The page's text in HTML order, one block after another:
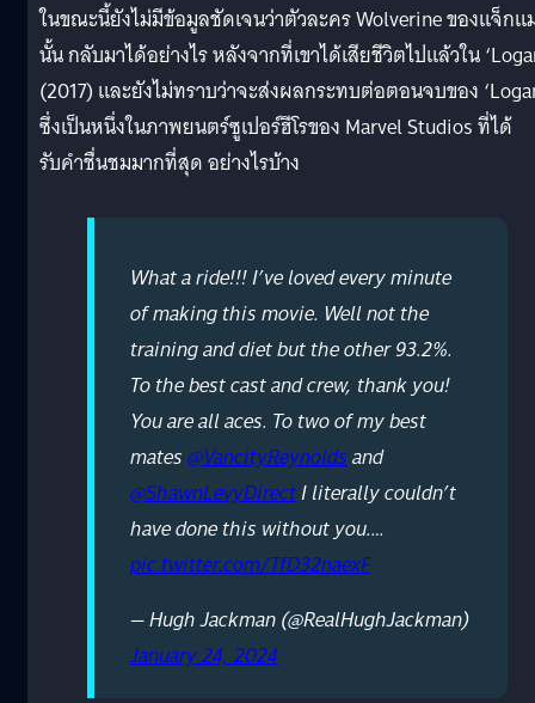
ในขณะนี้ยังไม่มีข้อมูลชัดเจนว่าตัวละคร Wolverine ของแจ็กแ
นั้น กลับมาได้อย่างไร หลังจากที่เขาได้เสียชีวิตไปแล้วใน
(2017) และยังไม่ทราบว่าจะส่งผลกระทบต่อตอนจบของ
ซึ่งเป็นหนึ่งในภาพยนตร์ซูเปอร์ฮีโรของ Marvel Studios ที่ได้
รับคำชื่นชมมากที่สุด อย่างไรบ้าง
What a ride!!! I’ve loved every minute
of making this movie. Well not the
training and diet but the other 93.2%.
To the best cast and crew, thank you!
You are all aces. To two of my best
mates@VancityReynoldsand
@ShawnLevyDirectI literally couldn’t
have done this without you.…
pic.twitter.com/TfD32naexF
— Hugh Jackman (@RealHughJackman)
January 24, 2024